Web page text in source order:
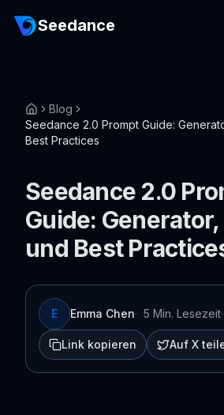
Seedance
Blog
Seedance 2.0 Prompt Guide:
Best Practices
Seedance 2.0
Guide:
und Best
E Emma Chen· 5 Min. Lesezeit·
Link kopieren Auf X